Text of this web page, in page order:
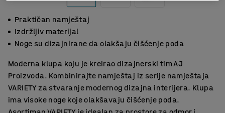
Praktičan namještaj
Izdržljiv materijal
Noge su dizajnirane da olakšaju čišćenje poda
Moderna klupa koju je kreirao dizajnerski tim AJ
Proizvoda. Kombinirajte namještaj iz serije namještaja
VARIETY za stvaranje modernog dizajna interijera. Klupa
ima visoke noge koje olakšavaju čišćenje poda.